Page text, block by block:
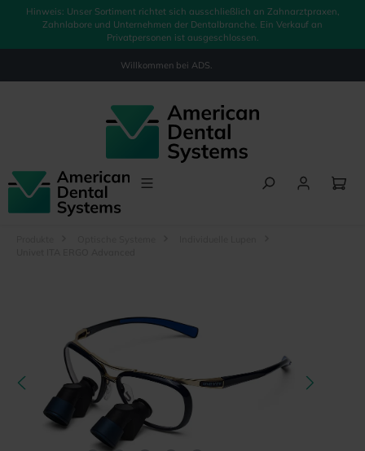
springen
Hinweis: Unser Sortiment richtet sich ausschließlich an Zahnarztpraxen,
Zahnlabore und Unternehmen der Dentalbranche. Ein Verkauf an
Privatpersonen ist ausgeschlossen.
Willkommen bei ADS.